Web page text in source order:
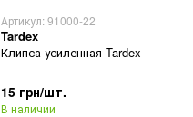
Артикул: 91000-22
Tardex
Клипса усиленная Tardex
15 грн/шт.
В наличии